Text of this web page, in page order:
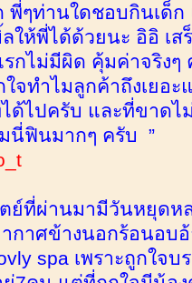
พี่ๆท่านใดชอบกินเด็ก
ลให้พี่ได้ด้วยนะ อิอิ เ
รกไม่มีผิด คุ้มค่าจริง
ใจทำไมลูกค้าถึงเย
ได้ไปครับ และที่ขาด
นี่ฟินมากๆ ครับ ”
ย์ที่ผ่านมามีวันหยุดห
กาศข้างนอกร้อนอบ
spa เพราะถูกใจ